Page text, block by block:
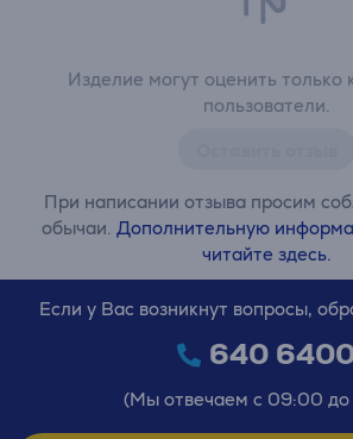
Изделие могут оценить только
пользователи.
При написании отзыва просим
обычаи. Дополнительную
читайте здесь.
Если у Вас возникнут вопросы,
640
(Мы отвечаем с 09:00 до